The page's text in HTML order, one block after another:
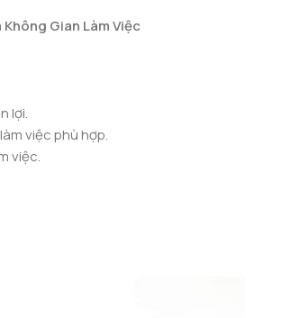
Gian Làm Việc
lợi.
việc phù hợp.
việc.